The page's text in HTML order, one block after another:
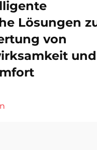
Lösungen
von
und